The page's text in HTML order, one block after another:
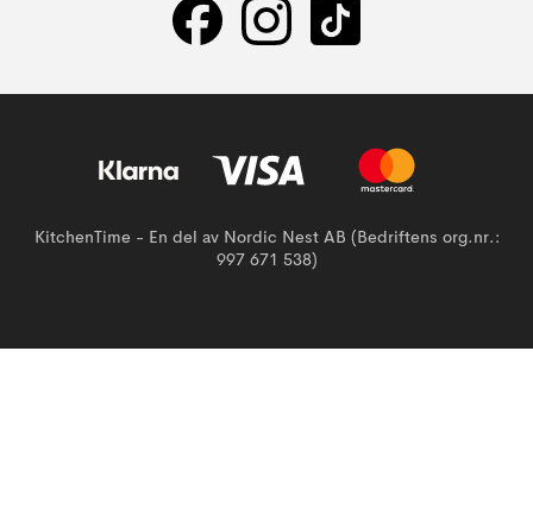
KitchenTime - En del av Nordic Nest AB (Bedriftens org.nr.:
997 671 538)